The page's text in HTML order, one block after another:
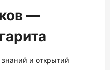
—
и открытий